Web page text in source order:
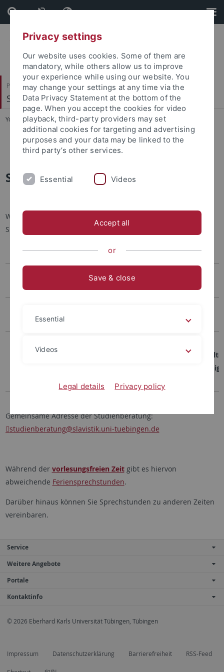
Skip
to
content
Skip
to
footer
Philosophische Fakultät
Slavisches Seminar
You are here: Startseite ... Studienberatung
Feriensprechstunden
Studienberatung
Während der
Sprechstunden mit
Studienberatung
Zeit Name Zimmer Zuständigkeiten
16:00
Dr. Anja
529
Studienberatung
Vereinbarung
Studienberatung
gem. § 48 BAföG
Gemeinsame Adresse der Studienberatung:
studienberatung@slavistik.uni-tuebingen.de
Während der vorlesungsfreien Zeitgibt es hiervon
abweichende Feriensprechstunden.
Darüber hinaus können Sie Sprechstunden zu anderen Zeiten
vereinbaren.
Service
Weitere Angebote
Portale
Kontaktinfo
© 2026 Eberhard Karls Universität Tübingen, Tübingen
Impressum Datenschutzerklärung Barrierefreiheit RSS-Feed
Privacy settings
Our website uses cookies. Some of them are
mandatory, while others allow us to improve
your experience while using our website. You
may change your settings at any time via the
Data Privacy Statement at the bottom of the
page. When you accept the cookies for video
playback, third-party providers may set
additional cookies for targeting and advertising
purposes and your data may be linked to the
third party’s other services.
Essential Videos
Accept all
or
Save & close
Essential
Videos
Legal details Privacy policy